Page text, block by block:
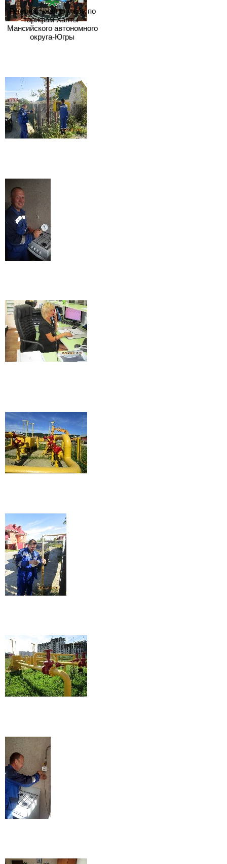
Региональная служба по
тарифам Ханты-
Мансийского автономного
округа-Югры